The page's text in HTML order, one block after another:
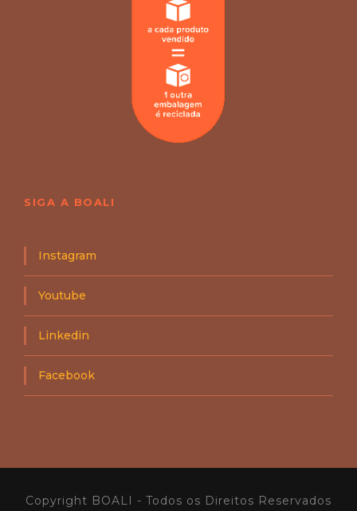
SIGA A BOALI
Instagram
Youtube
Linkedin
Facebook
Copyright BOALI - Todos os Direitos Reservados